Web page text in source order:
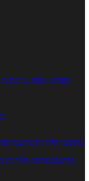
תפריטי תזונה ערכים
5
מחשבון קלוריות מחשבון
מחשבון צריכת קלוריות